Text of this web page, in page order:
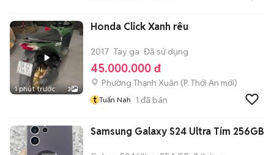
1 phút trước 3
Honda Click Xanh rêu
2017 Tay ga Đã sử dụng
45.000.000 đ
Phường Thạnh Xuân (P. Thới An mới)
t Tuấn Nah 1 đã bán
Samsung Galaxy S24 Ultra Tím 256GB